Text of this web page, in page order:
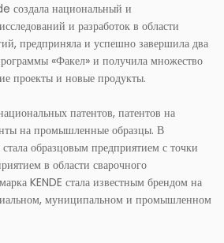
создала национальный и
и разработок в области
предприняла и успешно завершила два
«Факел» и получила множество
проекты и новые продукты.
патентов, патентов на
на промышленные образцы. В
образцовым предприятием с точки
в области сварочного
KENDE стала известным брендом на
муниципальном и промышленном